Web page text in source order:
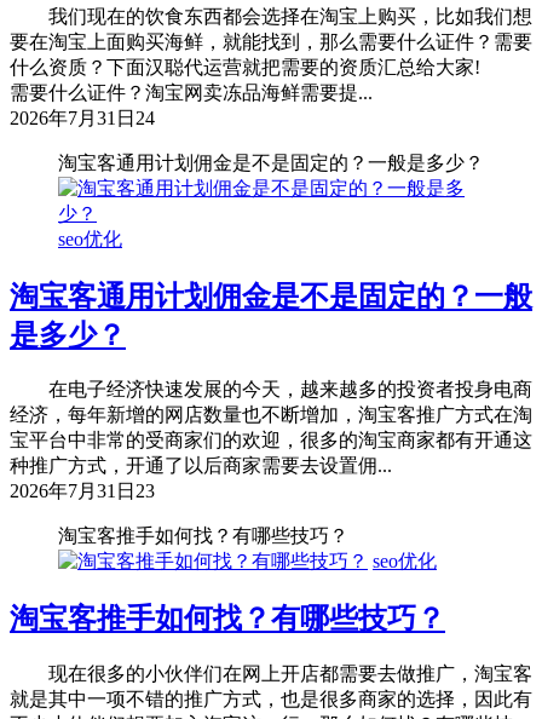
我们现在的饮食东西都会选择在淘宝上购买，比如我们想
要在淘宝上面购买海鲜，就能找到，那么需要什么证件？需要
什么资质？下面汉聪代运营就把需要的资质汇总给大家!
需要什么证件？淘宝网卖冻品海鲜需要提...
2026年7月31日 24
淘宝客通用计划佣金是不是固定的？一般是多少？
seo优化
淘宝客通用计划佣金是不是固定的？一般
是多少？
在电子经济快速发展的今天，越来越多的投资者投身电商
经济，每年新增的网店数量也不断增加，淘宝客推广方式在淘
宝平台中非常的受商家们的欢迎，很多的淘宝商家都有开通这
种推广方式，开通了以后商家需要去设置佣...
2026年7月31日 23
淘宝客推手如何找？有哪些技巧？
seo优化
淘宝客推手如何找？有哪些技巧？
现在很多的小伙伴们在网上开店都需要去做推广，淘宝客
就是其中一项不错的推广方式，也是很多商家的选择，因此有